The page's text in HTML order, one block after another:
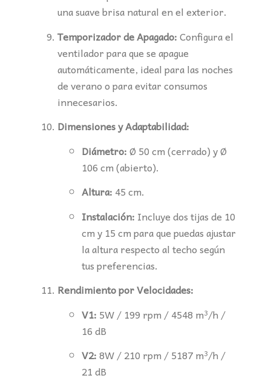
una suave brisa natural en el exterior.
Temporizador de Apagado:Configura el
ventilador para que se apague
automáticamente, ideal para las noches
de verano o para evitar consumos
innecesarios.
Dimensiones y Adaptabilidad:
Diámetro:Ø 50 cm (cerrado) y Ø
106 cm (abierto).
Altura: 45 cm.
Instalación: Incluye dos tijas de 10
cm y 15 cm para que puedas ajustar
la altura respecto al techo según
tus preferencias.
Rendimiento por Velocidades:
V1: 5W / 199 rpm / 4548 m³/h /
16 dB
V2:8W / 210 rpm / 5187 m³/h /
21 dB